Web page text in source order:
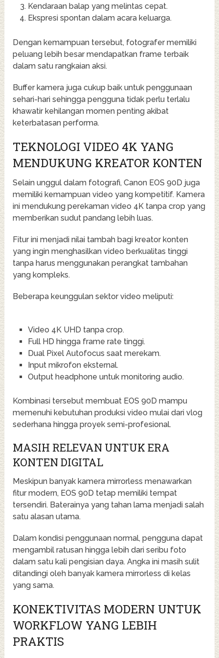
Kendaraan balap yang melintas cepat.
Ekspresi spontan dalam acara keluarga.
Dengan kemampuan tersebut, fotografer memiliki
peluang lebih besar mendapatkan frame terbaik
dalam satu rangkaian aksi.
Buffer kamera juga cukup baik untuk penggunaan
sehari-hari sehingga pengguna tidak perlu terlalu
khawatir kehilangan momen penting akibat
keterbatasan performa.
TEKNOLOGI VIDEO 4K YANG
MENDUKUNG KREATOR KONTEN
Selain unggul dalam fotografi, Canon EOS 90D juga
memiliki kemampuan video yang kompetitif. Kamera
ini mendukung perekaman video 4K tanpa crop yang
memberikan sudut pandang lebih luas.
Fitur ini menjadi nilai tambah bagi kreator konten
yang ingin menghasilkan video berkualitas tinggi
tanpa harus menggunakan perangkat tambahan
yang kompleks.
Beberapa keunggulan sektor video meliputi:
Video 4K UHD tanpa crop.
Full HD hingga frame rate tinggi.
Dual Pixel Autofocus saat merekam.
Input mikrofon eksternal.
Output headphone untuk monitoring audio.
Kombinasi tersebut membuat EOS 90D mampu
memenuhi kebutuhan produksi video mulai dari vlog
sederhana hingga proyek semi-profesional.
MASIH RELEVAN UNTUK ERA
KONTEN DIGITAL
Meskipun banyak kamera mirrorless menawarkan
fitur modern, EOS 90D tetap memiliki tempat
tersendiri. Baterainya yang tahan lama menjadi salah
satu alasan utama.
Dalam kondisi penggunaan normal, pengguna dapat
mengambil ratusan hingga lebih dari seribu foto
dalam satu kali pengisian daya. Angka ini masih sulit
ditandingi oleh banyak kamera mirrorless di kelas
yang sama.
KONEKTIVITAS MODERN UNTUK
WORKFLOW YANG LEBIH
PRAKTIS